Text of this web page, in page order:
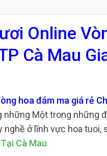
Online
Cà Mau
hoa đám ma giá rẻ
những Một trong những
nghề ở lĩnh vực hoa
Cà Mau